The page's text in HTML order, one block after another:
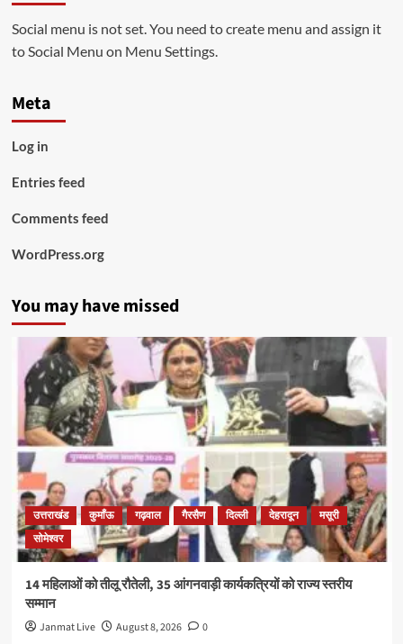
Social menu is not set. You need to create menu and assign it
to Social Menu on Menu Settings.
Meta
Log in
Entries feed
Comments feed
WordPress.org
You may have missed
उत्तराखंड कुमाँऊ गढ़वाल गैरसैण दिल्ली देहरादून
मसूरी
सोमेश्वर
14 महिलाओं को तीलू रौतेली, 35 आंगनवाड़ी कार्यकत्रियों को राज्य स्तरीय
सम्मान
Janmat Live August 8, 2026 0